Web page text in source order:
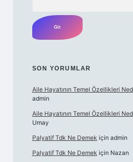
SON YORUMLAR
Aile Hayatının Temel Özellikleri
admin
Aile Hayatının Temel Özellikleri
Umay
Palyatif Tdk Ne Demek için admin
Palyatif Tdk Ne Demek için Nazan